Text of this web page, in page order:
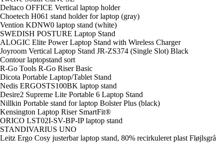
Deltaco OFFICE Vertical laptop holder
Choetech H061 stand holder for laptop (gray)
Vention KDNW0 laptop stand (white)
SWEDISH POSTURE Laptop Stand
ALOGIC Elite Power Laptop Stand with Wireless Charger
Joyroom Vertical Laptop Stand JR-ZS374 (Single Slot) Black
Contour laptopstand sort
R-Go Tools R-Go Riser Basic
Dicota Portable Laptop/Tablet Stand
Nedis ERGOSTS100BK laptop stand
Desire2 Supreme Lite Portable 6 Laptop Stand
Nillkin Portable stand for laptop Bolster Plus (black)
Kensington Laptop Riser SmartFit®
ORICO LST02I-SV-BP-IP laptop stand
STANDIVARIUS UNO
Leitz Ergo Cosy justerbar laptop stand, 80% recirkuleret plast Fløjlsgrå